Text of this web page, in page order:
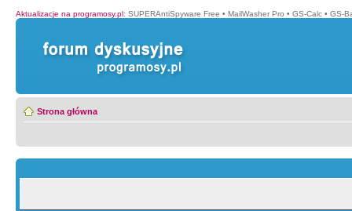
Aktualizacje na programosy.pl: SUPERAntiSpyware Free • MailWasher Pro • GS-Calc • GS-
Strona główna